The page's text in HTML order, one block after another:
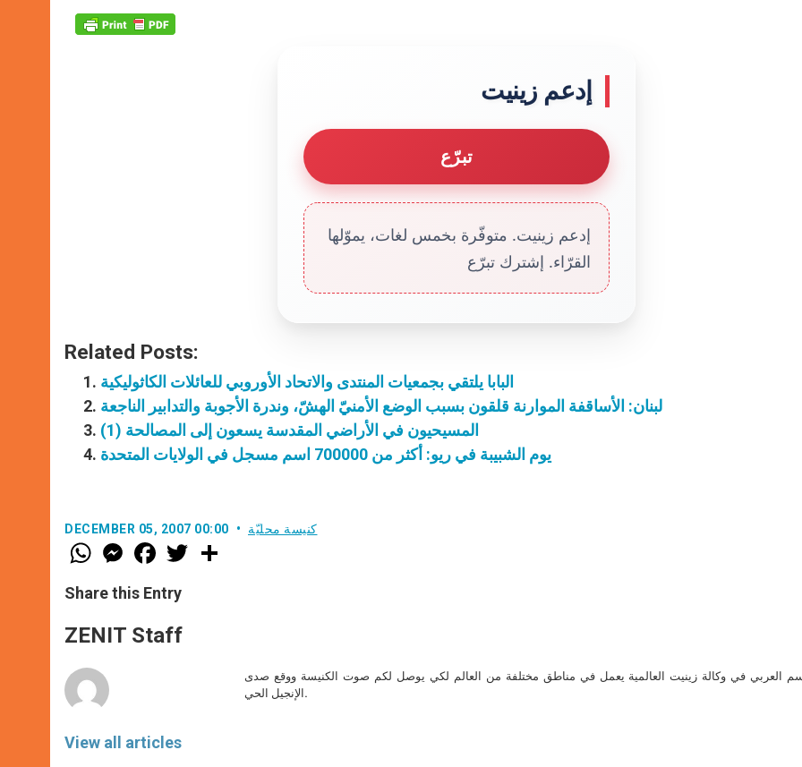
إدعم زينيت
تبرّع
إدعم زينيت. متوفّرة بخمس لغات، يموّلها
القرّاء. إشترك تبرّع
Related Posts:
البابا يلتقي بجمعيات المنتدى والاتحاد الأوروبي للعائلات الكاثوليكية
لبنان: الأساقفة الموارنة قلقون بسبب الوضع الأمنيّ الهشّ، وندرة الأجوبة والتدابير الناجعة
المسيحيون في الأراضي المقدسة يسعون إلى المصالحة (1)
يوم الشبيبة في ريو: أكثر من 700000 اسم مسجل في الولايات المتحدة
DECEMBER 05, 2007 00:00 كنيسة محليّة
W
h
t
s
p
p
M
e
s
e
g
e
F
a
e
b
o
k
w
Share this Entry
ZENIT Staff
View all articles
العربي في وكالة زينيت العالمية يعمل في مناطق مختلفة من العالم لكي يوصل لكم صوت الكنيسة ووقع صدى
الإنجيل الحي.